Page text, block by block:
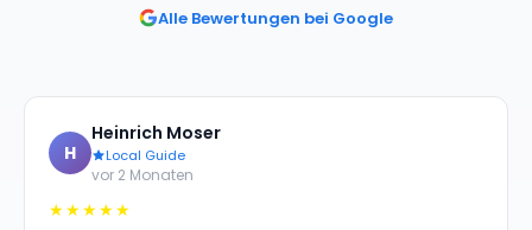
Alle Bewertungen bei Google
H
Heinrich Moser
Local Guide
vor 2 Monaten
★★★★★